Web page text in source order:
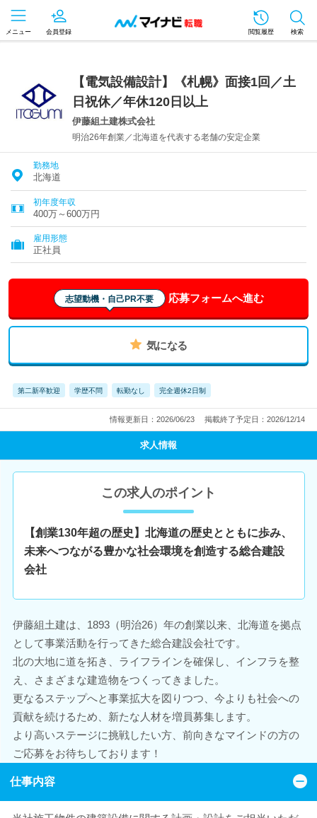
メニュー 会員登録 閲覧履歴 検索
【電気設備設計】《札幌》面接1回／土
日祝休／年休120日以上
伊藤組土建株式会社
明治26年創業／北海道を代表する老舗の安定企業
勤務地
北海道
初年度年収
400万～600万円
雇用形態
正社員
志望動機・自己PR不要 応募フォームへ進む
気になる
第二新卒歓迎 学歴不問 転勤なし 完全週休2日制
情報更新日：2026/06/23 掲載終了予定日：2026/12/14
求人情報
この求人のポイント
【創業130年超の歴史】北海道の歴史とともに歩み、
未来へつながる豊かな社会環境を創造する総合建設
会社
伊藤組土建は、1893（明治26）年の創業以来、北海道を拠点
として事業活動を行ってきた総合建設会社です。
北の大地に道を拓き、ライフラインを確保し、インフラを整
え、さまざまな建造物をつくってきました。
更なるステップへと事業拡大を図りつつ、今よりも社会への
貢献を続けるため、新たな人材を増員募集します。
より高いステージに挑戦したい方、前向きなマインドの方の
ご応募をお待ちしております！
仕事内容